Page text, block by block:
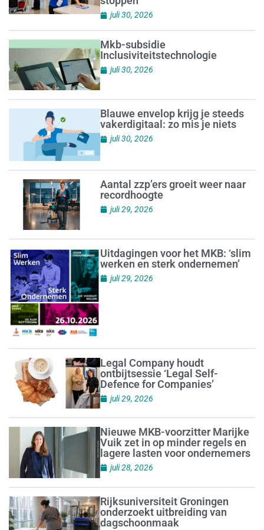
juli 30, 2026
Mkb-subsidie
Inclusiviteitstechnologie
juli 30, 2026
Blauwe envelop krijg je steeds
vakerdigitaal: zo mis je niets
juli 30, 2026
Aantal zzp’ers groeit weer naar
recordhoogte
juli 29, 2026
Uitdagingen voor het MKB: ‘slim
werken en sterk ondernemen’
juli 29, 2026
Legal Company houdt
ontbijtsessie ‘Legal Self-
Defence for Companies’
juli 29, 2026
Nieuwe MKB-voorzitter Marijke
Vuik zet in op minder regels en
lagere lasten voor ondernemers
juli 28, 2026
Rijksuniversiteit Groningen
onderzoekt uitbreiding van
dagschoonmaak